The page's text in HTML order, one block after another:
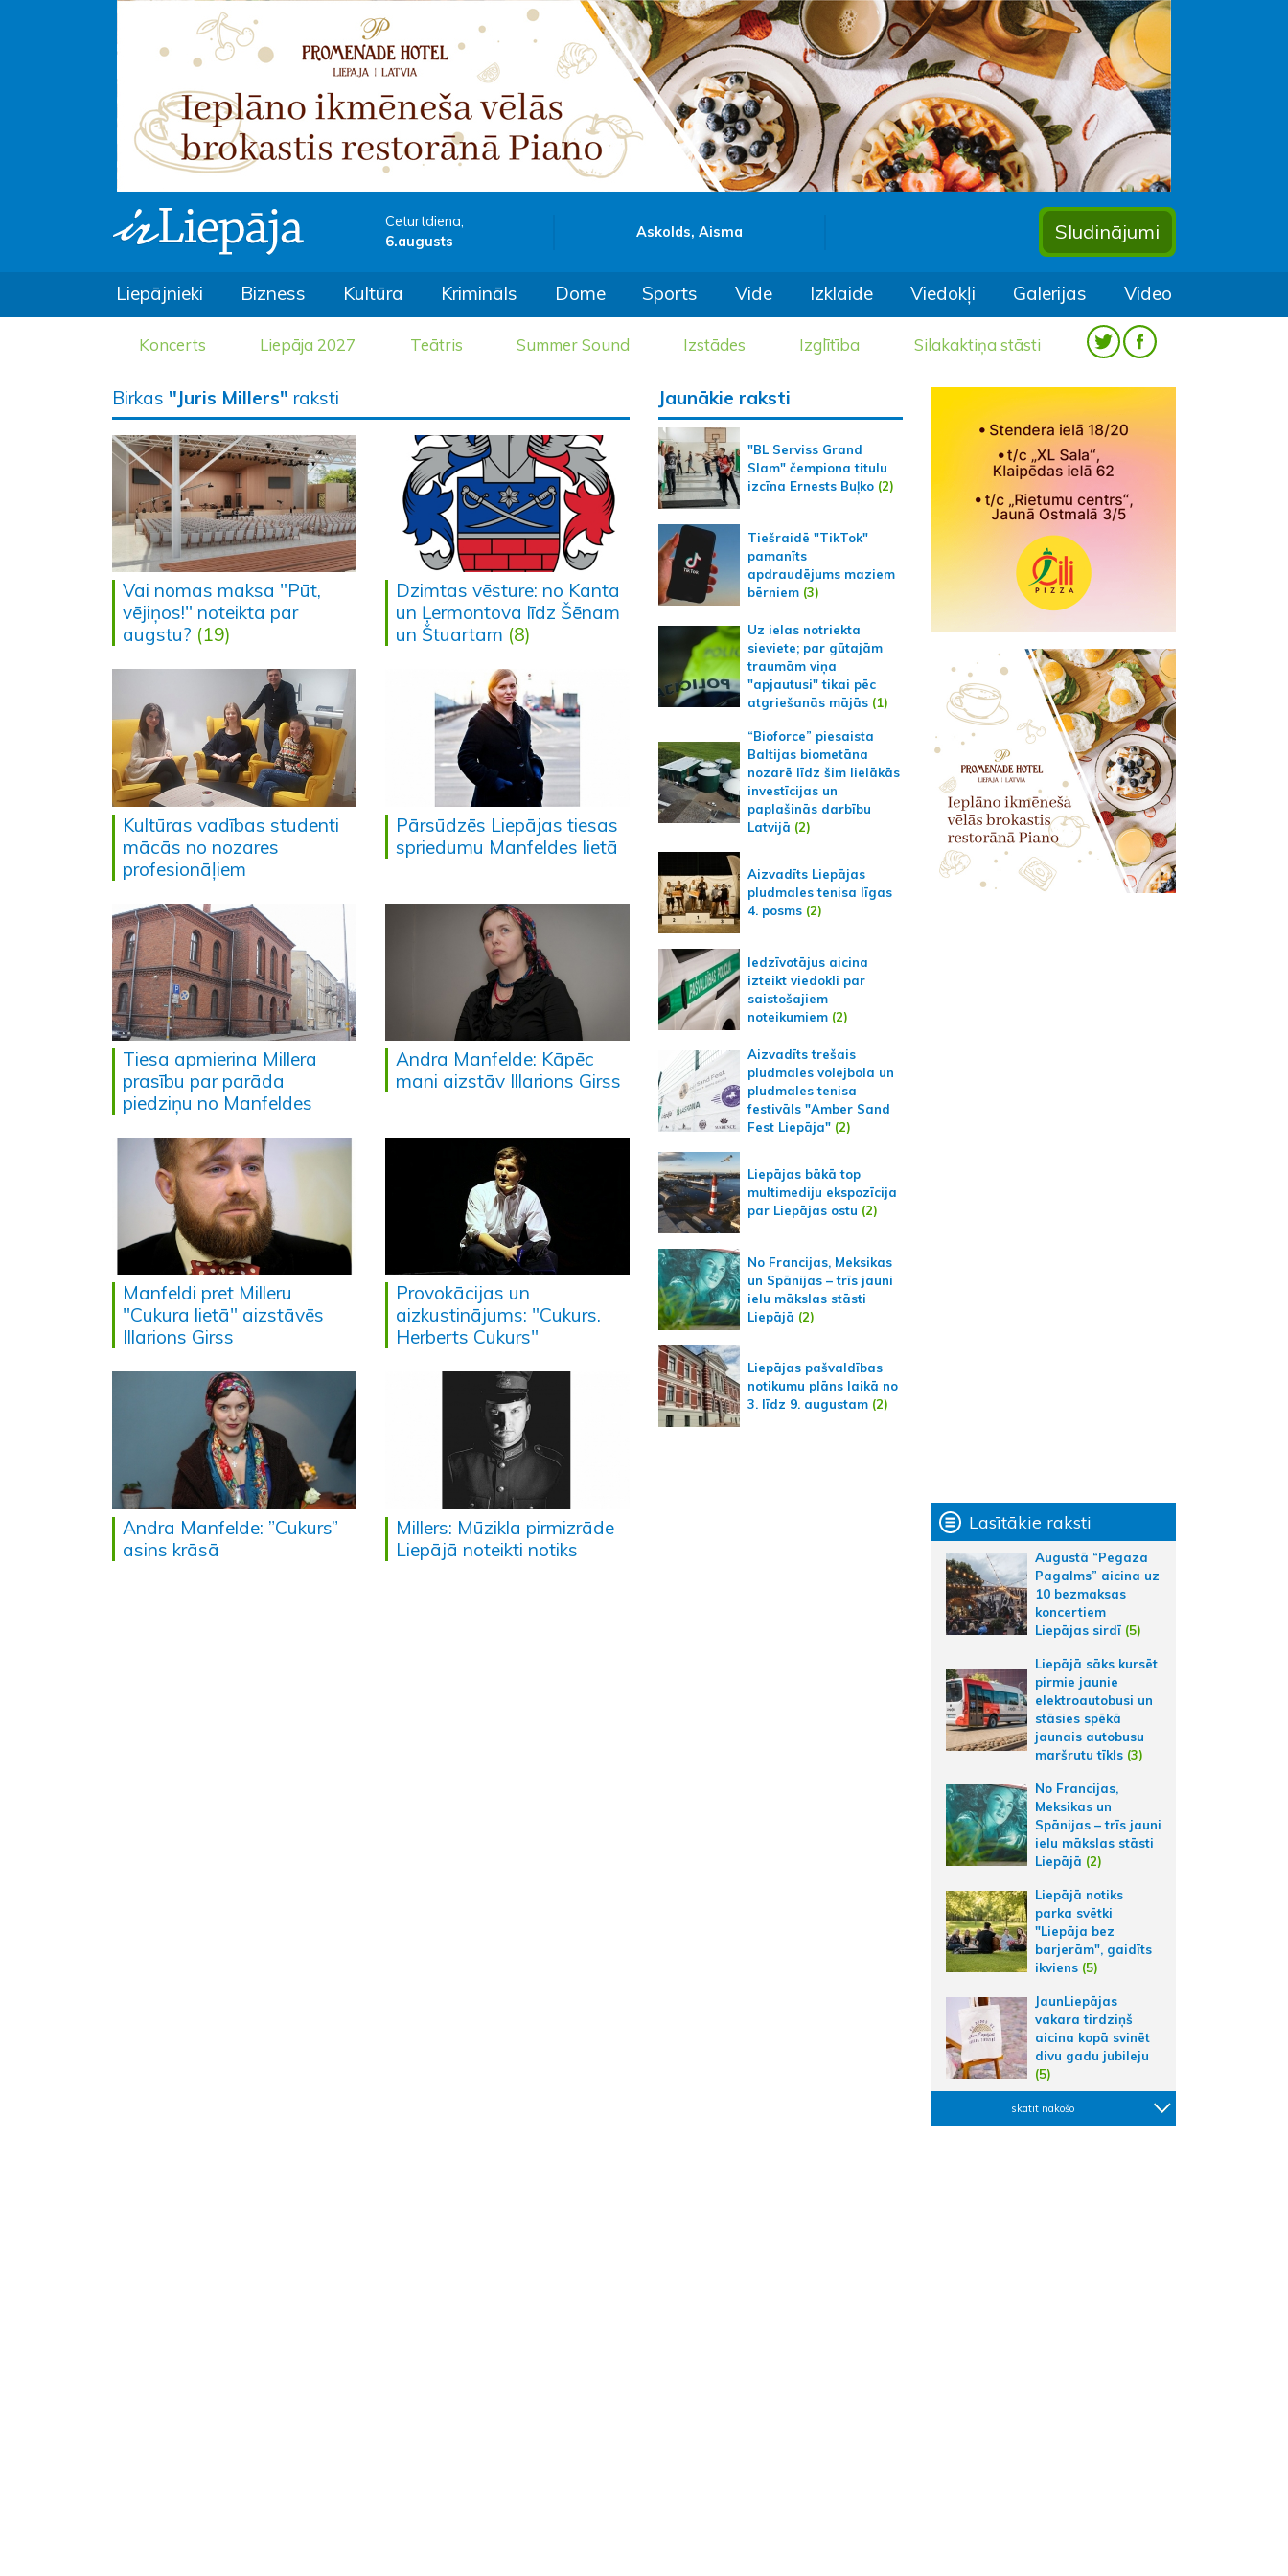
Ceturtdiena,
6.augusts
Askolds, Aisma Sludinājumi
Liepājnieki Bizness Kultūra Krimināls Dome Sports Vide Izklaide Viedokļi Galerijas Video
Koncerts Liepāja 2027 Teātris Summer Sound Izstādes Izglītība Silakaktiņa stāsti
Birkas "Juris Millers" raksti
Vai nomas maksa "Pūt,
vējiņos!" noteikta par
augstu? (19)
Dzimtas vēsture: no Kanta
un Ļermontova līdz Šēnam
un Štuartam (8)
Kultūras vadības studenti
mācās no nozares
profesionāļiem
Pārsūdzēs Liepājas tiesas
spriedumu Manfeldes lietā
Tiesa apmierina Millera
prasību par parāda
piedziņu no Manfeldes
Andra Manfelde: Kāpēc
mani aizstāv Illarions Girss
Manfeldi pret Milleru
"Cukura lietā" aizstāvēs
Illarions Girss
Provokācijas un
aizkustinājums: "Cukurs.
Herberts Cukurs"
Andra Manfelde: ”Cukurs”
asins krāsā
Millers: Mūzikla pirmizrāde
Liepājā noteikti notiks
Jaunākie raksti
"BL Serviss Grand
Slam" čempiona titulu
izcīna Ernests Buļko (2)
Tiešraidē "TikTok"
pamanīts
apdraudējums maziem
bērniem (3)
Uz ielas notriekta
sieviete; par gūtajām
traumām viņa
"apjautusi" tikai pēc
atgriešanās mājās (1)
“Bioforce” piesaista
Baltijas biometāna
nozarē līdz šim lielākās
investīcijas un
paplašinās darbību
Latvijā (2)
Aizvadīts Liepājas
pludmales tenisa līgas
4. posms (2)
Iedzīvotājus aicina
izteikt viedokli par
saistošajiem
noteikumiem (2)
Aizvadīts trešais
pludmales volejbola un
pludmales tenisa
festivāls "Amber Sand
Fest Liepāja" (2)
Liepājas bākā top
multimediju ekspozīcija
par Liepājas ostu (2)
No Francijas, Meksikas
un Spānijas – trīs jauni
ielu mākslas stāsti
Liepājā (2)
Liepājas pašvaldības
notikumu plāns laikā no
3. līdz 9. augustam (2)
Lasītākie raksti
Augustā “Pegaza
Pagalms” aicina uz
10 bezmaksas
koncertiem
Liepājas sirdī (5)
Liepājā sāks kursēt
pirmie jaunie
elektroautobusi un
stāsies spēkā
jaunais autobusu
maršrutu tīkls (3)
No Francijas,
Meksikas un
Spānijas – trīs jauni
ielu mākslas stāsti
Liepājā (2)
Liepājā notiks
parka svētki
"Liepāja bez
barjerām", gaidīts
ikviens (5)
JaunLiepājas
vakara tirdziņš
aicina kopā svinēt
divu gadu jubileju
(5)
skatīt nākošo